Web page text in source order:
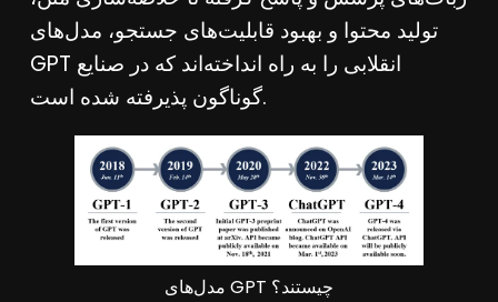
تولید محتوا و بهبود قابلیت‌های جستجو، مدل‌های
GPT انقلابی را به راه انداخته‌اند که در صنایع
گوناگون پذیرفته شده است.
مدل‌های GPT چیستند؟